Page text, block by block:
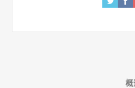
概